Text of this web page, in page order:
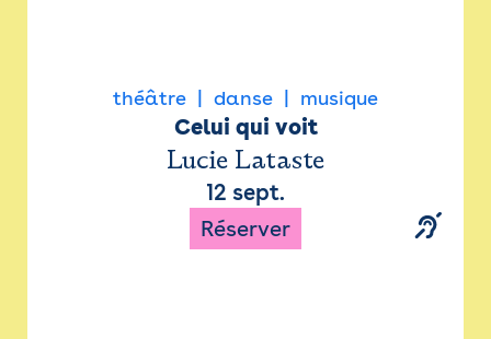
théâtre danse musique
Celui qui voit
Lucie Lataste
12 sept.
Réserver